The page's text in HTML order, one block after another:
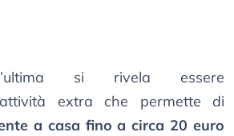
si rivela essere
attività extra che permette di
a casa fino a circa 20 euro